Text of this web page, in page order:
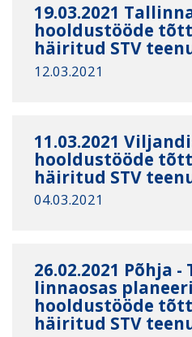
19.03.2021
hooldustööde
häiritud STV
12.03.2021
11.03.2021
hooldustööde
häiritud STV
04.03.2021
26.02.2021 Põhja
linnaosas
hooldustööde
häiritud STV